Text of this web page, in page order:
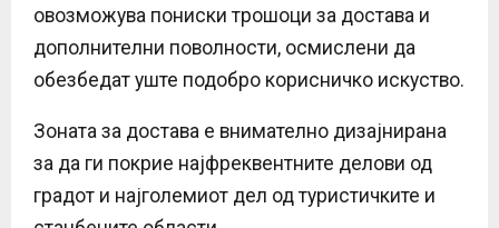
овозможува пониски трошоци за достава и
дополнителни поволности, осмислени да
обезбедат уште подобро корисничко искуство.
Зоната за достава е внимателно дизајнирана
за да ги покрие најфреквентните делови од
градот и најголемиот дел од туристичките и